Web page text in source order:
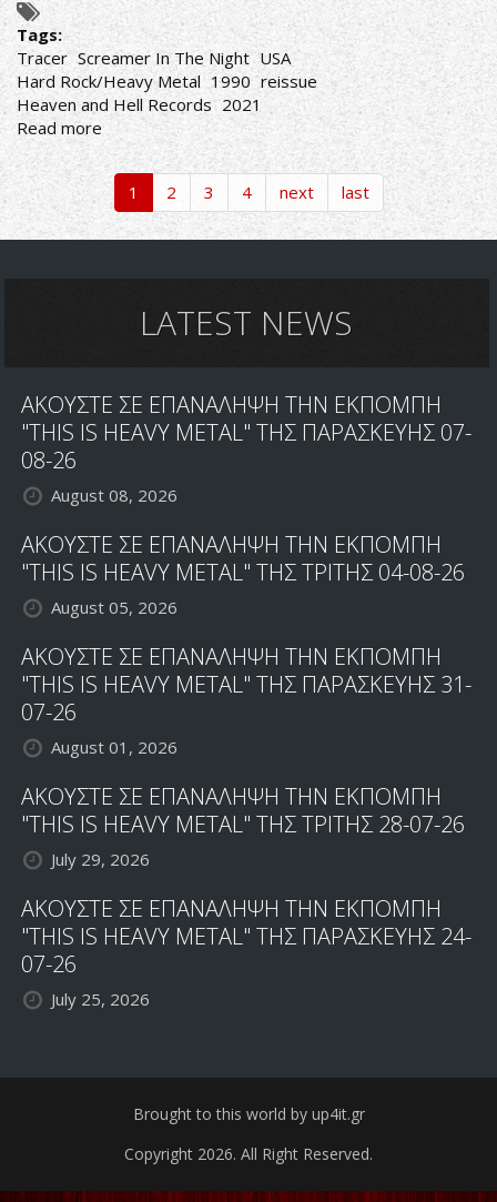
Tags:
Tracer Screamer In The Night USA
Hard Rock/Heavy Metal 1990 reissue
Heaven and Hell Records 2021
Read more about
Tracer
–
Screamer
The
1 2 3 4 next last
LATEST NEWS
ΑΚΟΥΣΤΕ ΣΕ ΕΠΑΝΑΛΗΨΗ ΤΗΝ ΕΚΠΟΜΠΗ
"THIS IS HEAVY METAL" ΤΗΣ ΠΑΡΑΣΚΕΥΗΣ 07-
08-26
August 08, 2026
ΑΚΟΥΣΤΕ ΣΕ ΕΠΑΝΑΛΗΨΗ ΤΗΝ ΕΚΠΟΜΠΗ
"THIS IS HEAVY METAL" ΤΗΣ ΤΡΙΤΗΣ 04-08-26
August 05, 2026
ΑΚΟΥΣΤΕ ΣΕ ΕΠΑΝΑΛΗΨΗ ΤΗΝ ΕΚΠΟΜΠΗ
"THIS IS HEAVY METAL" ΤΗΣ ΠΑΡΑΣΚΕΥΗΣ 31-
07-26
August 01, 2026
ΑΚΟΥΣΤΕ ΣΕ ΕΠΑΝΑΛΗΨΗ ΤΗΝ ΕΚΠΟΜΠΗ
"THIS IS HEAVY METAL" ΤΗΣ ΤΡΙΤΗΣ 28-07-26
July 29, 2026
ΑΚΟΥΣΤΕ ΣΕ ΕΠΑΝΑΛΗΨΗ ΤΗΝ ΕΚΠΟΜΠΗ
"THIS IS HEAVY METAL" ΤΗΣ ΠΑΡΑΣΚΕΥΗΣ 24-
07-26
July 25, 2026
Brought to this world by up4it.gr
Copyright 2026. All Right Reserved.